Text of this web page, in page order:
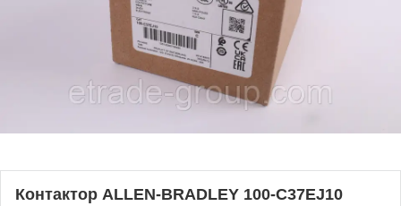
Контактор ALLEN-BRADLEY 100-C37EJ10